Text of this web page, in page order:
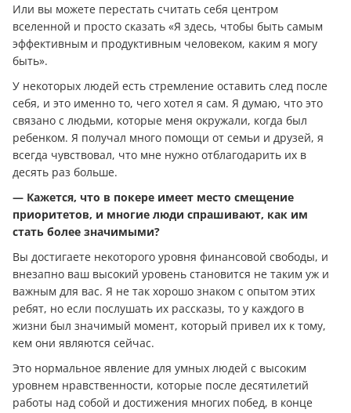
Или вы можете перестать считать себя центром
вселенной и просто сказать «Я здесь, чтобы быть самым
эффективным и продуктивным человеком, каким я могу
быть».
У некоторых людей есть стремление оставить след после
себя, и это именно то, чего хотел я сам. Я думаю, что это
связано с людьми, которые меня окружали, когда был
ребенком. Я получал много помощи от семьи и друзей, я
всегда чувствовал, что мне нужно отблагодарить их в
десять раз больше.
— Кажется, что в покере имеет место смещение
приоритетов, и многие люди спрашивают, как им
стать более значимыми?
Вы достигаете некоторого уровня финансовой свободы, и
внезапно ваш высокий уровень становится не таким уж и
важным для вас. Я не так хорошо знаком с опытом этих
ребят, но если послушать их рассказы, то у каждого в
жизни был значимый момент, который привел их к тому,
кем они являются сейчас.
Это нормальное явление для умных людей с высоким
уровнем нравственности, которые после десятилетий
работы над собой и достижения многих побед, в конце